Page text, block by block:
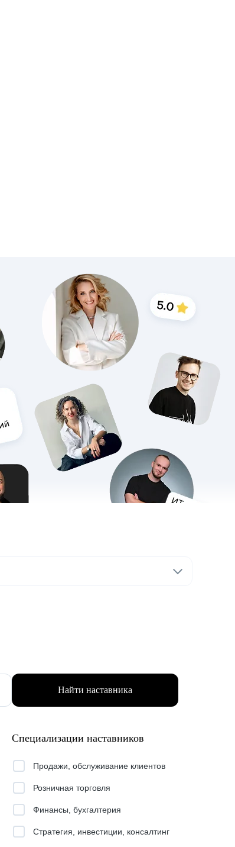
Найти наставника
Специализации наставников
Продажи, обслуживание клиентов
Розничная торговля
Финансы, бухгалтерия
Стратегия, инвестиции, консалтинг